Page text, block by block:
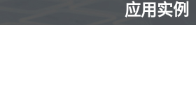
应用实例